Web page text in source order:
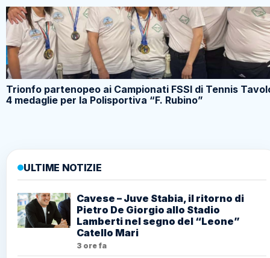
Trionfo partenopeo ai Campionati FSSI di Tennis
4 medaglie per la Polisportiva “F. Rubino”
ULTIME NOTIZIE
Cavese – Juve Stabia, il ritorno di
Pietro De Giorgio allo Stadio
Lamberti nel segno del “Leone”
Catello Mari
3 ore fa